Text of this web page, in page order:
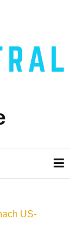
US-